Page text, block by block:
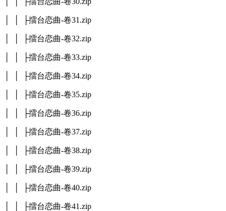
│ │ ├擂台恋曲-卷31.zip
│ │ ├擂台恋曲-卷32.zip
│ │ ├擂台恋曲-卷33.zip
│ │ ├擂台恋曲-卷34.zip
│ │ ├擂台恋曲-卷35.zip
│ │ ├擂台恋曲-卷36.zip
│ │ ├擂台恋曲-卷37.zip
│ │ ├擂台恋曲-卷38.zip
│ │ ├擂台恋曲-卷39.zip
│ │ ├擂台恋曲-卷40.zip
│ │ ├擂台恋曲-卷41.zip